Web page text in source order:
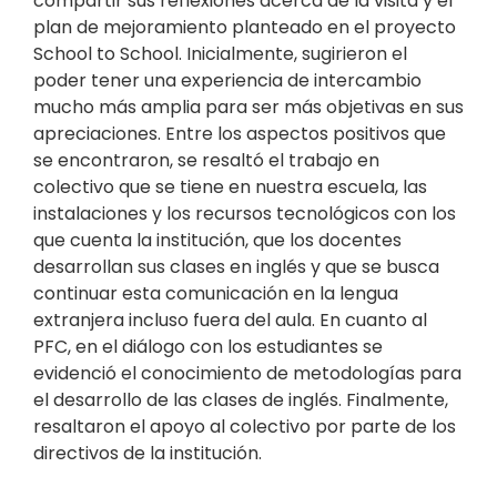
plan de mejoramiento planteado en el proyecto
School to School. Inicialmente, sugirieron el
poder tener una experiencia de intercambio
mucho más amplia para ser más objetivas en sus
apreciaciones. Entre los aspectos positivos que
se encontraron, se resaltó el trabajo en
colectivo que se tiene en nuestra escuela, las
instalaciones y los recursos tecnológicos con los
que cuenta la institución, que los docentes
desarrollan sus clases en inglés y que se busca
continuar esta comunicación en la lengua
extranjera incluso fuera del aula. En cuanto al
PFC, en el diálogo con los estudiantes se
evidenció el conocimiento de metodologías para
el desarrollo de las clases de inglés. Finalmente,
resaltaron el apoyo al colectivo por parte de los
directivos de la institución.